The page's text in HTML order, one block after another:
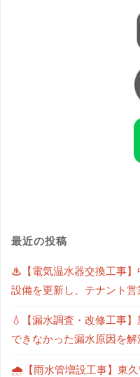
最近の投稿
♨【電気温水器交換工事
設備を更新し、テナント
💧【漏水調査・改修工事
できなかった漏水原因を解
🌧【雨水管増設工事】東久